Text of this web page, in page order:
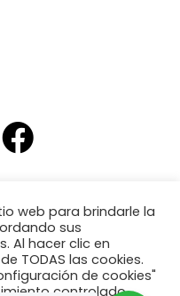
web para brindarle la
sus
Al hacer clic en
TODAS las cookies.
de cookies"
controlado.